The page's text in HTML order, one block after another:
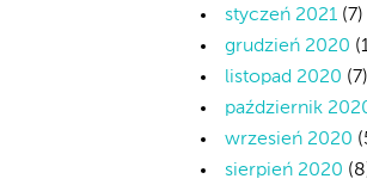
styczeń 2021 (7)
grudzień 2020
listopad 2020 (7)
październik
wrzesień 2020
sierpień 2020